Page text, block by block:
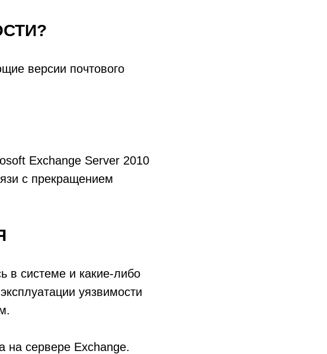
версии почтового
Exchange Server 2010
с прекращением
в системе и какие-либо
уязвимости
на сервере Exchange.